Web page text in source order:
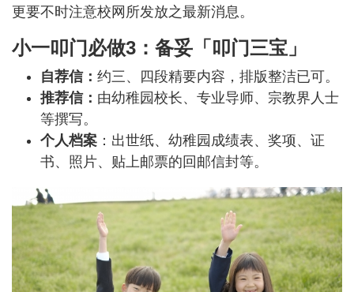
更要不时注意校网所发放之最新消息。
小一叩门必做3：备妥「叩门三宝」
自荐信： 约三、四段精要内容，排版整洁已可。
推荐信： 由幼稚园校长、专业导师、宗教界人士
等撰写。
个人档案 ：出世纸、幼稚园成绩表、奖项、证
书、照片、贴上邮票的回邮信封等。